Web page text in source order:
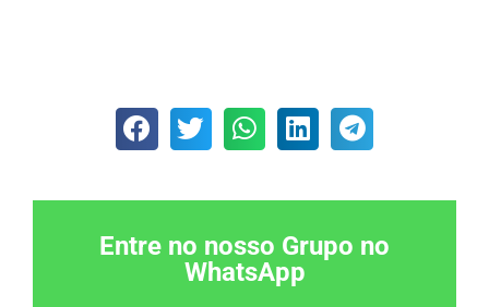
Entre no nosso Grupo no
WhatsApp